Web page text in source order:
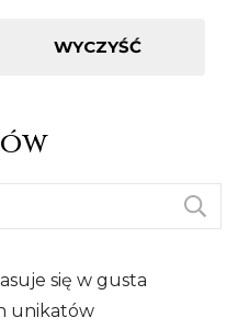
WYCZYŚĆ
się w gusta
unikatów